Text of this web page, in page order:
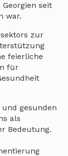
seit
war.
zur
feierliche
für
gesunden
als
Bedeutung.